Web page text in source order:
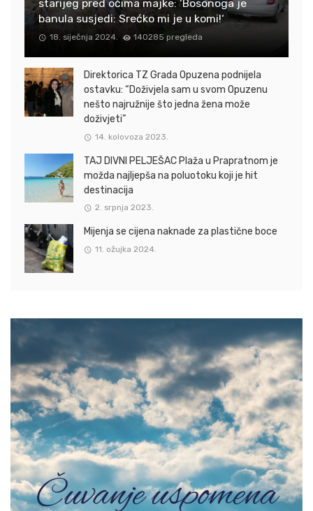
starijeg pred očima majke: ‘Bosonoga je
banula susjedi: Srećko mi je u komi!‘
18. siječnja 2024. 140285 pregleda
Direktorica TZ Grada Opuzena podnijela
ostavku: “Doživjela sam u svom Opuzenu
nešto najružnije što jedna žena može
doživjeti”
14. kolovoza 2023.
TAJ DIVNI PELJEŠAC Plaža u Prapratnom je
možda najljepša na poluotoku koji je hit
destinacija
2. srpnja 2023.
Mijenja se cijena naknade za plastične boce
11. ožujka 2024.